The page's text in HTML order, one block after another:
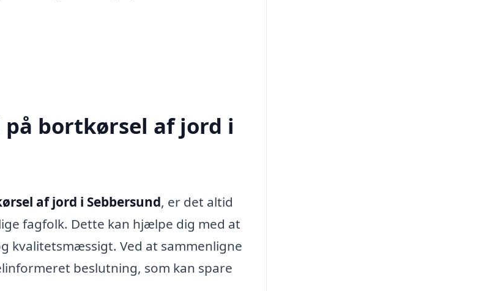
bortkørsel af jord i
af jord i Sebbersund, er det altid
fagfolk. Dette kan hjælpe dig med at
kvalitetsmæssigt. Ved at sammenligne
beslutning, som kan spare